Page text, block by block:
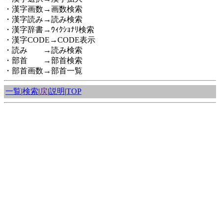
・漢字画数→画数検索
・漢字読み→読み検索
・漢字辞書→ｳｨｸｼｮﾅﾘ検索
・漢字CODE→CODE表示
・読み →読み検索
・部首 →部首検索
・部首画数→部首一覧
一覧|検索|戻|説明|TOP